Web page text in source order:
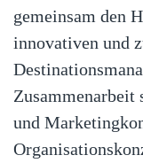
gemeinsam den
innovativen und
Zusammenarbeit
und